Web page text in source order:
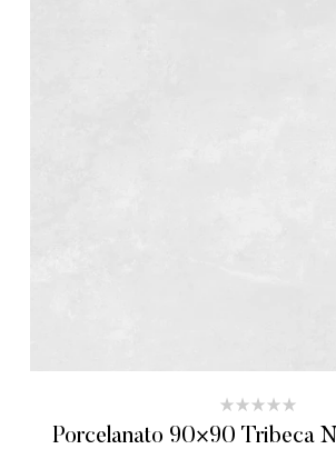
Porcelanato 90×90 Tribeca